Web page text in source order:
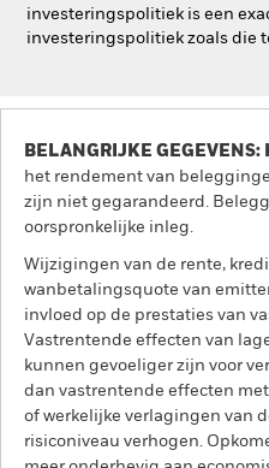
investeringspolitiek is een
investeringspolitiek zoals die
BELANGRIJKE
het rendement van
zijn niet gegarandeerd.
oorspronkelijke inleg.
Wijzigingen van de rente,
wanbetalingsquote van
invloed op de prestaties van
Vastrentende effecten van
kunnen gevoeliger zijn voor
dan vastrentende effecten
of werkelijke verlagingen van
risiconiveau verhogen.